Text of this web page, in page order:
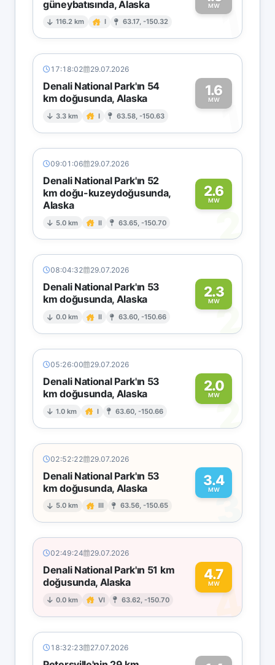
güneybatısında, Alaska
116.2 km I 63.17, -150.32
MW1
17:18:02 29.07.2026
Denali National Park'ın 54
km doğusunda, Alaska
3.3 km I 63.58, -150.63
1.6
MW1
09:01:06 29.07.2026
Denali National Park'ın 52
km doğu-kuzeydoğusunda,
Alaska
5.0 km II 63.65, -150.70
2.6
MW
2
08:04:32 29.07.2026
Denali National Park'ın 53
km doğusunda, Alaska
0.0 km II 63.60, -150.66
2.3
MW2
05:26:00 29.07.2026
Denali National Park'ın 53
km doğusunda, Alaska
1.0 km I 63.60, -150.66
2.0
MW2
02:52:22 29.07.2026
Denali National Park'ın 53
km doğusunda, Alaska
5.0 km III 63.56, -150.65
3.4
MW
3
02:49:24 29.07.2026
Denali National Park'ın 51 km
doğusunda, Alaska
0.0 km VI 63.62, -150.70
4.7
MW
4
18:32:23 27.07.2026